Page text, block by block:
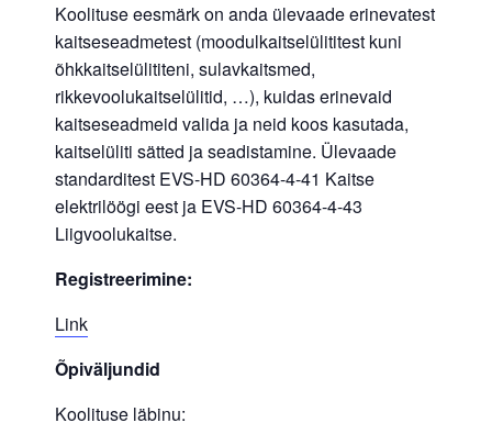
Koolituse eesmärk on anda ülevaade erinevatest
kaitseseadmetest (moodulkaitselülititest kuni
õhkkaitselülititeni, sulavkaitsmed,
rikkevoolukaitselülitid, …), kuidas erinevaid
kaitseseadmeid valida ja neid koos kasutada,
kaitselüliti sätted ja seadistamine. Ülevaade
standarditest EVS-HD 60364-4-41 Kaitse
elektrilöögi eest ja EVS-HD 60364-4-43
Liigvoolukaitse.
Registreerimine:
Link
Õpiväljundid
Koolituse läbinu: